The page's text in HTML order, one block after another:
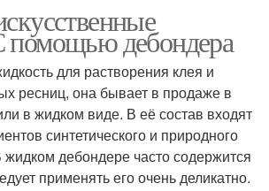
дебондера
для растворения клея и
ресниц, она бывает в продаже в
в жидком виде. В её состав входят
синтетического и природного
дебондере часто содержится
применять его очень деликатно.